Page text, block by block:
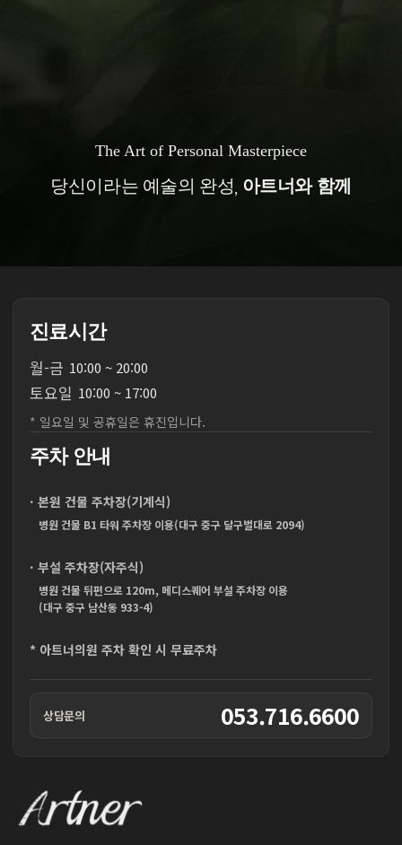
The Art of Personal Masterpiece
당신이라는 예술의 완성, 아트너와 함께
진료시간
월-금 10:00 ~ 20:00
토요일 10:00 ~ 17:00
* 일요일 및 공휴일은 휴진입니다.
주차 안내
· 본원 건물 주차장(기계식)
병원 건물 B1 타워 주차장 이용(대구 중구 달구벌대로 2094)
· 부설 주차장(자주식)
병원 건물 뒤편으로 120m, 메디스퀘어 부설 주차장 이용
(대구 중구 남산동 933-4)
* 아트너의원 주차 확인 시 무료주차
상담문의 053.716.6600